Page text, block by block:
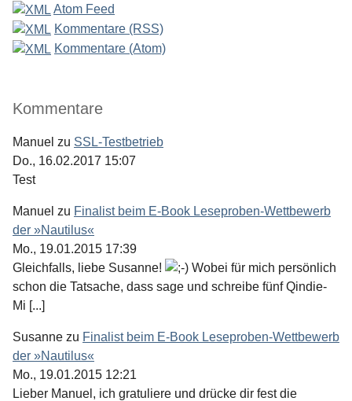
Atom Feed
Kommentare (RSS)
Kommentare (Atom)
Kommentare
Manuel zu SSL-Testbetrieb
Do., 16.02.2017 15:07
Test
Manuel zu Finalist beim E-Book Leseproben-Wettbewerb
der »Nautilus«
Mo., 19.01.2015 17:39
Gleichfalls, liebe Susanne!
Wobei für mich persönlich
schon die Tatsache, dass sage und schreibe fünf Qindie-
Mi [...]
Susanne zu Finalist beim E-Book Leseproben-Wettbewerb
der »Nautilus«
Mo., 19.01.2015 12:21
Lieber Manuel, ich gratuliere und drücke dir fest die